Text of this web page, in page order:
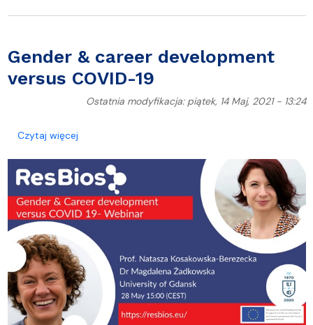
Gender & career development
versus COVID-19
Ostatnia modyfikacja: piątek, 14 Maj, 2021 - 13:24
Czytaj więcejo Gender & career development versus COVID-19